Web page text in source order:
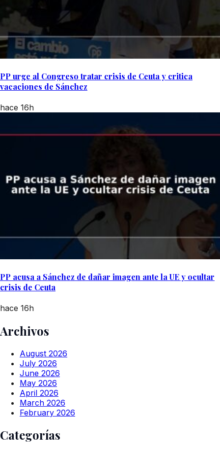
PP urge al Congreso tratar crisis de Ceuta y critica
vacaciones de Sánchez
hace 16h
PP acusa a Sánchez de dañar imagen ante la UE y ocultar
crisis de Ceuta
hace 16h
Archivos
August 2026
July 2026
June 2026
May 2026
April 2026
March 2026
February 2026
Categorías